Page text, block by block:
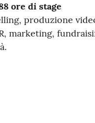
ore di stage
produzione
marketing,